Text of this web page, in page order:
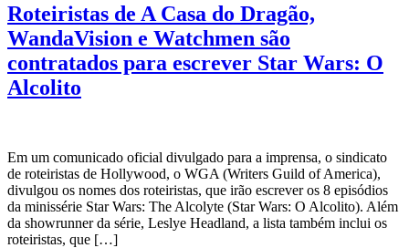
Roteiristas de A Casa do Dragão,
WandaVision e Watchmen são
contratados para escrever Star Wars: O
Alcolito
Em um comunicado oficial divulgado para a imprensa, o sindicato
de roteiristas de Hollywood, o WGA (Writers Guild of America),
divulgou os nomes dos roteiristas, que irão escrever os 8 episódios
da minissérie Star Wars: The Alcolyte (Star Wars: O Alcolito). Além
da showrunner da série, Leslye Headland, a lista também inclui os
roteiristas, que […]